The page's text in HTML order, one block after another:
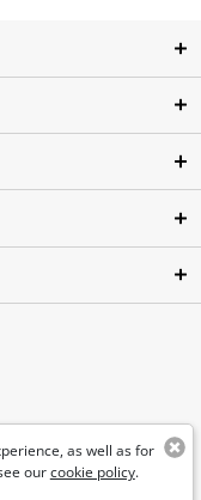
as well as for
ourcookie policy.